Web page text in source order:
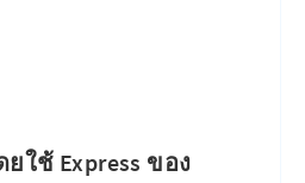
ยใช้ Express ของ